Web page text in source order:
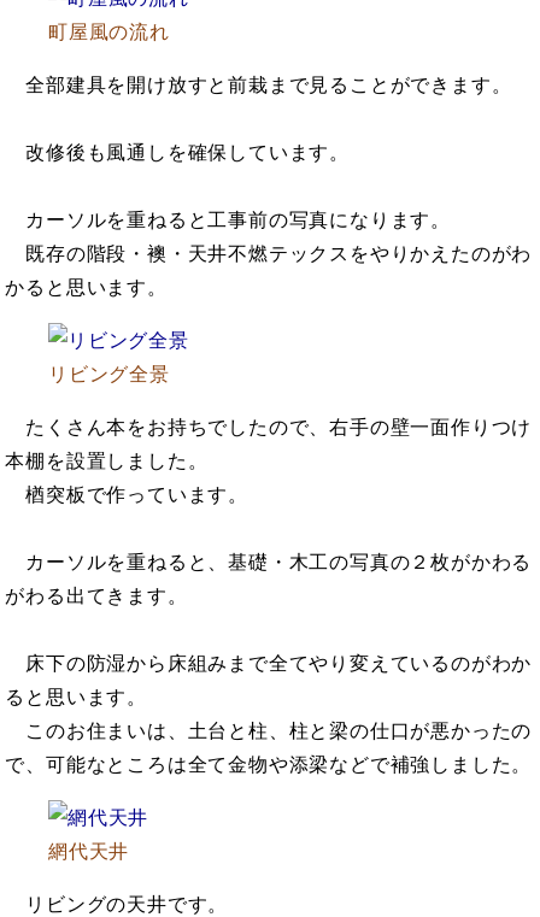
町屋風の流れ
全部建具を開け放すと前栽まで見ることができます。
改修後も風通しを確保しています。
カーソルを重ねると工事前の写真になります。
既存の階段・襖・天井不燃テックスをやりかえたのがわ
かると思います。
リビング全景
たくさん本をお持ちでしたので、右手の壁一面作りつけ
本棚を設置しました。
楢突板で作っています。
カーソルを重ねると、基礎・木工の写真の２枚がかわる
がわる出てきます。
床下の防湿から床組みまで全てやり変えているのがわか
ると思います。
このお住まいは、土台と柱、柱と梁の仕口が悪かったの
で、可能なところは全て金物や添梁などで補強しました。
網代天井
リビングの天井です。